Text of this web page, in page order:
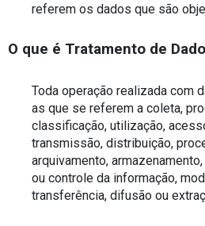
referem os dados que são
O que é Tratamento de
Toda operação realizada com
as que se referem a coleta,
classificação, utilização,
transmissão, distribuição,
arquivamento,
ou controle da informação,
transferência, difusão ou